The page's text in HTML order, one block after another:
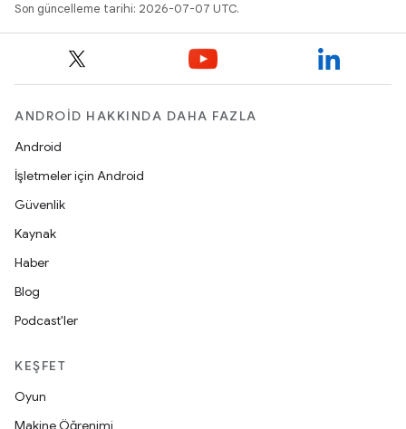
Son güncelleme tarihi: 2026-07-07 UTC.
ANDROID HAKKINDA DAHA FAZLA
Android
İşletmeler için Android
Güvenlik
Kaynak
Haber
Blog
Podcast'ler
KEŞFET
Oyun
Makine Öğrenimi